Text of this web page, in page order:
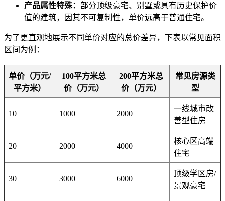
产品属性特殊： 部分顶级豪宅、别墅或具有历史保护价
值的建筑，因其不可复制性，单价远高于普通住宅。
为了更直观地展示不同单价对应的总价差异，下表以常见面积
区间为例：
单价（万元/
平方米）
100平方米总
价（万元）
200平方米总
价（万元）
常见房源类
型
10 1000 2000
一线城市改
善型住房
20 2000 4000
核心区高端
住宅
30 3000 6000
顶级学区房/
景观豪宅